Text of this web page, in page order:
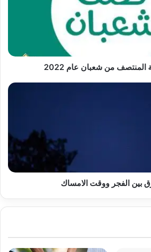
المنتصف من شعبان عام 2022
بين الفجر ووقت الامساك